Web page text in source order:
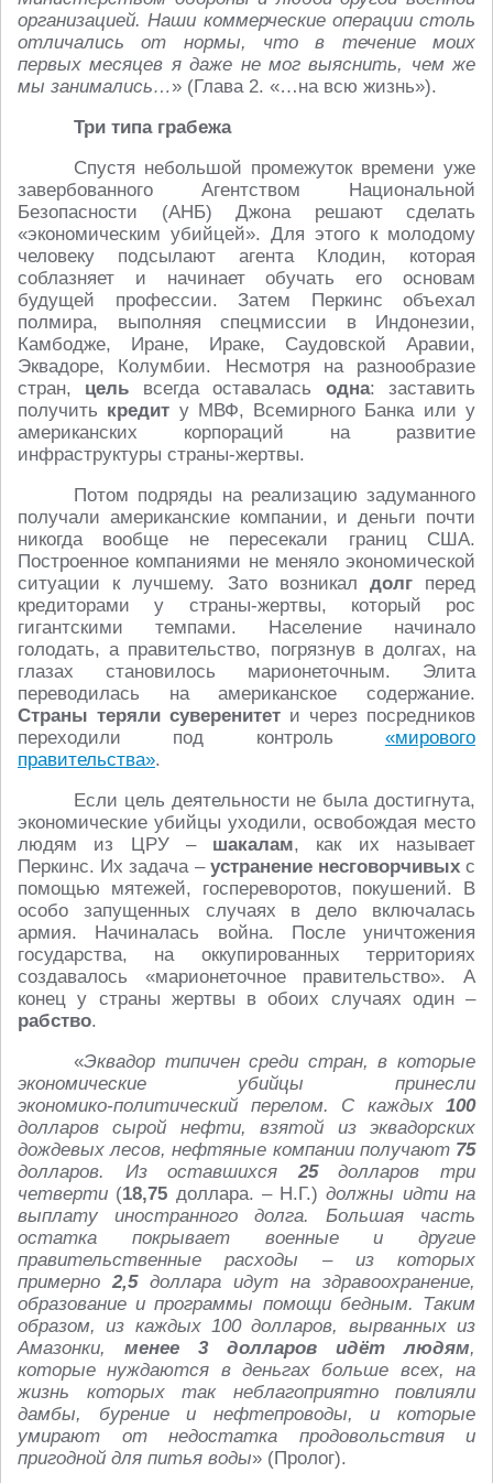
организацией. Наши коммерческие операции столь
отличались от нормы, что в течение моих
первых месяцев я даже не мог выяснить, чем же
мы занимались…» (Глава 2. «…на всю жизнь»).
Три типа грабежа
Спустя небольшой промежуток времени уже
завербованного Агентством Национальной
Безопасности (АНБ) Джона решают сделать
«экономическим убийцей». Для этого к молодому
человеку подсылают агента Клодин, которая
соблазняет и начинает обучать его основам
будущей профессии. Затем Перкинс объехал
полмира, выполняя спецмиссии в Индонезии,
Камбодже, Иране, Ираке, Саудовской Аравии,
Эквадоре, Колумбии. Несмотря на разнообразие
стран, цель всегда оставалась одна: заставить
получить кредит у МВФ, Всемирного Банка или у
американских корпораций на развитие
инфраструктуры страны-жертвы.
Потом подряды на реализацию задуманного
получали американские компании, и деньги почти
никогда вообще не пересекали границ США.
Построенное компаниями не меняло экономической
ситуации к лучшему. Зато возникал долгперед
кредиторами у страны-жертвы, который рос
гигантскими темпами. Население начинало
голодать, а правительство, погрязнув в долгах, на
глазах становилось марионеточным. Элита
переводилась на американское содержание.
Страны теряли суверенитет и через посредников
переходили под контроль «мирового
правительства».
Если цель деятельности не была достигнута,
экономические убийцы уходили, освобождая место
людям из ЦРУ – шакалам, как их называет
Перкинс. Их задача – устранение несговорчивыхс
помощью мятежей, госпереворотов, покушений. В
особо запущенных случаях в дело включалась
армия. Начиналась война. После уничтожения
государства, на оккупированных территориях
создавалось «марионеточное правительство». А
конец у страны жертвы в обоих случаях один –
рабство.
«Эквадор типичен среди стран, в которые
экономические убийцы принесли
экономико‑политический перелом. С каждых 100
долларов сырой нефти, взятой из эквадорских
дождевых лесов, нефтяные компании получают 75
долларов. Из оставшихся25долларов три
четверти (18,75 доллара. – Н.Г.) должны идти на
выплату иностранного долга. Большая часть
остатка покрывает военные и другие
правительственные расходы – из которых
примерно2,5доллара идут на здравоохранение,
образование и программы помощи бедным. Таким
образом, из каждых 100 долларов, вырванных из
Амазонки, менее 3 долларов идёт людям,
которые нуждаются в деньгах больше всех, на
жизнь которых так неблагоприятно повлияли
дамбы, бурение и нефтепроводы, и которые
умирают от недостатка продовольствия и
пригодной для питья воды» (Пролог).